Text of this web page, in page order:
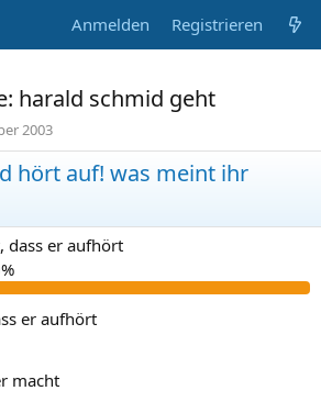
Anmelden Registrieren
harald schmid geht
2003
hört auf! was meint ihr
dass er aufhört
er aufhört
macht